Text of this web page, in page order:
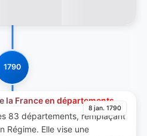
1790
8 jan. 1790
la France en départements
83 départements, remplaçant
Régime. Elle vise une